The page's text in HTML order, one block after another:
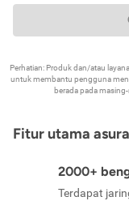
Perhatian: Produk dan/atau
untuk membantu pengguna
berada pada
Fitur utama
2000+
Terdapat